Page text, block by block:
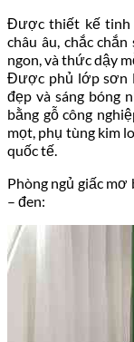
Được thiết kế tinh
châu âu, chắc
ngon, và thức dậy
Được phủ lớp sơn
đẹp và sáng bóng
bằng gỗ công
mọt, phụ tùng kim
quốc tế.
Phòng ngủ giấc mơ
– đen: